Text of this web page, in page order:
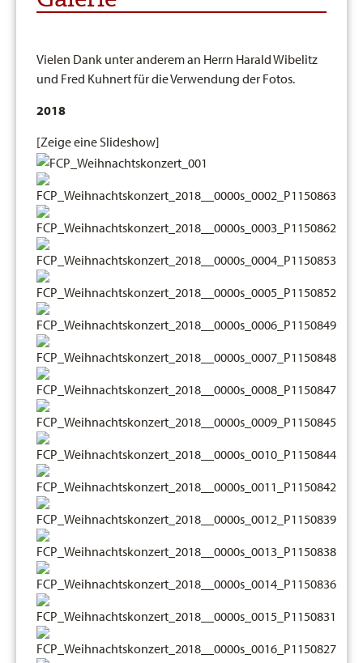
Vielen Dank unter anderem an Herrn Harald Wibelitz
und Fred Kuhnert für die Verwendung der Fotos.
2018
[Zeige eine Slideshow]